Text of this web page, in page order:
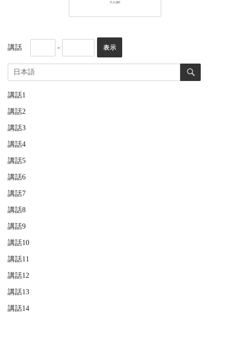
講話 -
講話1
講話2
講話3
講話4
講話5
講話6
講話7
講話8
講話9
講話10
講話11
講話12
講話13
講話14